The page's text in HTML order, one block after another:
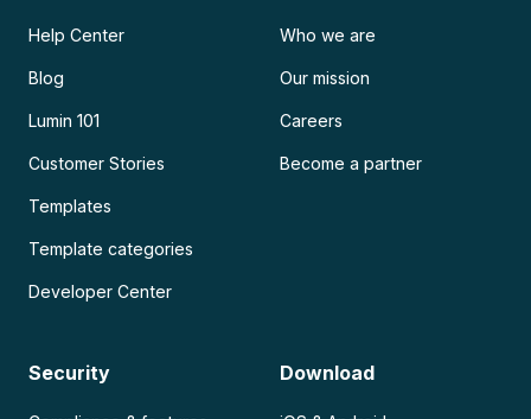
Help Center
Blog
Lumin 101
Customer Stories
Templates
Template categories
Developer Center
Who we are
Our mission
Careers
Become a partner
Security Download